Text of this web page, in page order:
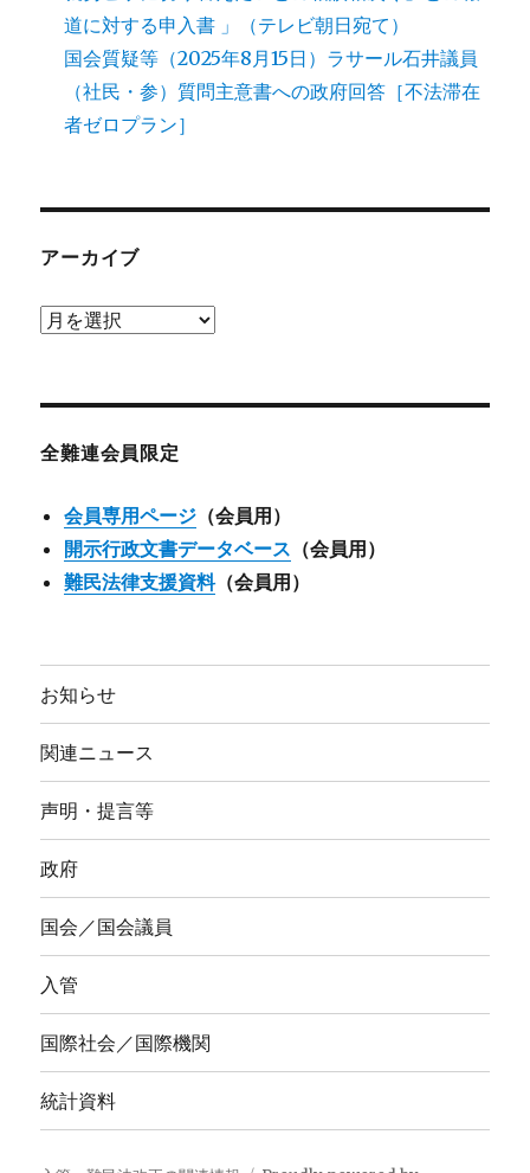
道に対する申入書 」（テレビ朝日宛て）
国会質疑等（2025年8月15日）ラサール石井議員
（社民・参）質問主意書への政府回答［不法滞在
者ゼロプラン］
アーカイブ
ア
ブ
全難連会員限定
会員専用ページ （会員用）
開示行政文書データベース （会員用）
難民法律支援資料（会員用）
お知らせ
関連ニュース
声明・提言等
政府
国会／国会議員
入管
国際社会／国際機関
統計資料